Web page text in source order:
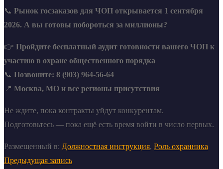
📞 Рынок госзаказов для ЧОП открывается 1 сентября
2026. А вы готовы побороться за миллионы?
👉 Пройдите бесплатный аудит готовности вашего ЧОП к
участию в охране общественного порядка
📞 Позвоните: 8 (903) 964-56-64
📍 Москва, МО и все регионы присутствия
Не ждите, пока контракты уйдут конкурентам.
Подготовьтесь — пока ещё есть время войти в число первых.
Размещенный в: Должностная инструкция, Роль охранника
Предыдущая запись